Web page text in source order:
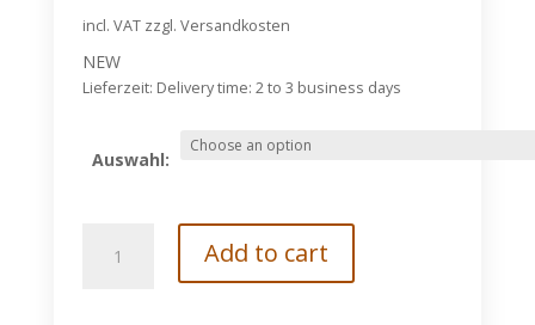
incl. VAT zzgl. Versandkosten
NEW
Lieferzeit: Delivery time: 2 to 3 business days
Auswahl:
Benz
Add to cart